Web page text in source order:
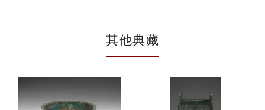
其他典藏